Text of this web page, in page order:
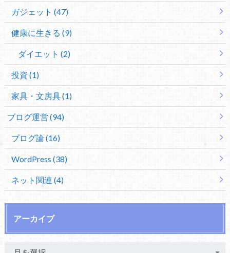
ガジェット (47)
健康に生きる (9)
ダイエット (2)
投資 (1)
家具・文房具 (1)
ブログ運営 (94)
ブログ論 (16)
WordPress (38)
ネット関連 (4)
アーカイブ